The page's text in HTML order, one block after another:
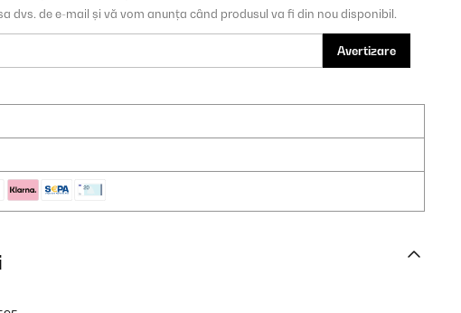
dvs. de e-mail și vă vom anunța când produsul va fi din nou disponibil.
Avertizare